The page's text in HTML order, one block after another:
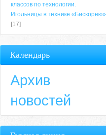
классов по технологии.
Игольницы в технике «Бискорню»
[17]
Календарь
Архив
новостей